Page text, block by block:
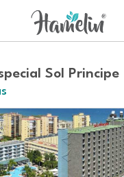
Sol Principe